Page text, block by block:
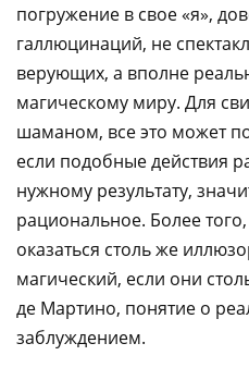
погружение в свое «я»,
галлюцинаций, не
верующих, а вполне
магическому миру. Для
шаманом, все это может
если подобные действия
нужному результату,
рациональное. Более
оказаться столь же
магический, если они
де Мартино, понятие о
заблуждением.